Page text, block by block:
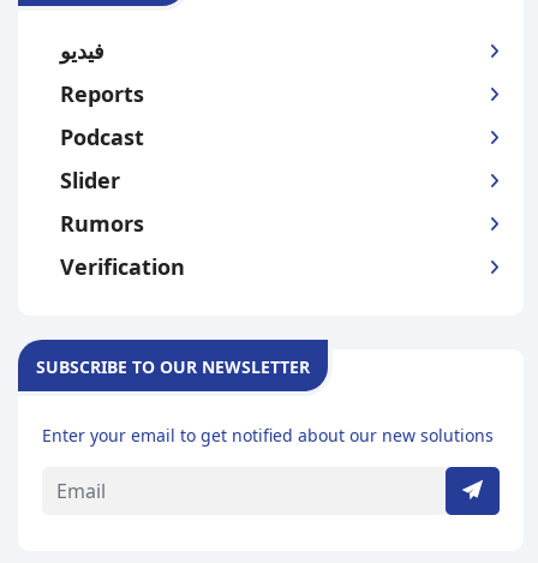
فيديو
Reports
Podcast
Slider
Rumors
Verification
SUBSCRIBE TO OUR NEWSLETTER
Enter your email to get notified about our new solutions